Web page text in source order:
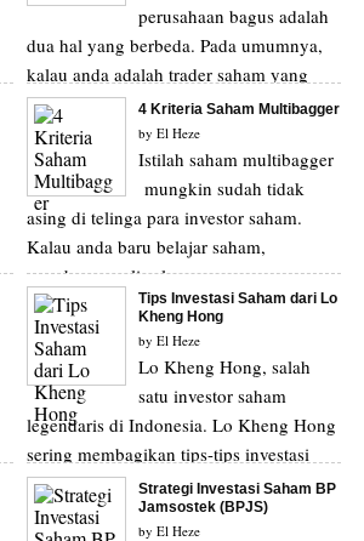
perusahaan bagus adalah
dua hal yang berbeda. Pada umumnya,
kalau anda adalah trader saham yang
sedang mencari saham-saham y...
4 Kriteria Saham Multibagger
by El Heze
Istilah saham multibagger
mungkin sudah tidak
asing di telinga para investor saham.
Kalau anda baru belajar saham,
membaca analisa laporan ...
Tips Investasi Saham dari Lo
Kheng Hong
by El Heze
Lo Kheng Hong, salah
satu investor saham
legendaris di Indonesia. Lo Kheng Hong
sering membagikan tips-tips investasi
untuk para investor sa...Strategi Investasi Saham BP
Jamsostek (BPJS)
by El Heze